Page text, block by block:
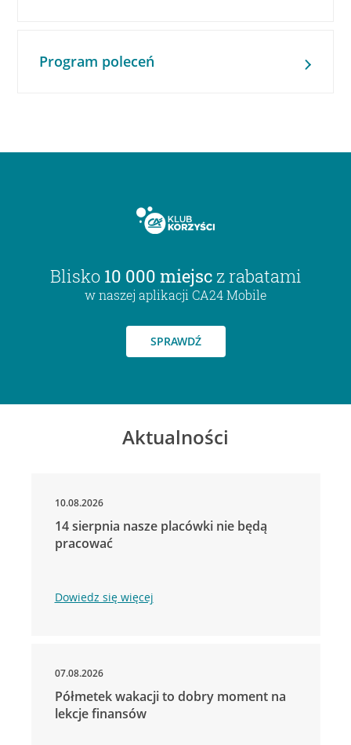
Program poleceń
Blisko 10 000 miejsc z rabatami
w naszej aplikacji CA24 Mobile
SPRAWDŹ
Aktualności
10.08.2026
14 sierpnia nasze placówki nie będą
pracować
Dowiedz się więcej
07.08.2026
Półmetek wakacji to dobry moment na
lekcje finansów